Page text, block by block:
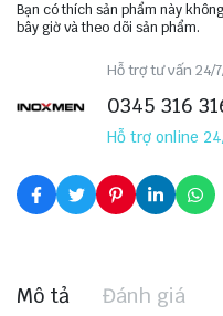
Bạn có thích sản phẩm này
bây giờ và theo dõi sản phẩm.
Hỗ trợ tư vấn 24/
0345 316
Hỗ trợ online
Mô tả Đánh giá